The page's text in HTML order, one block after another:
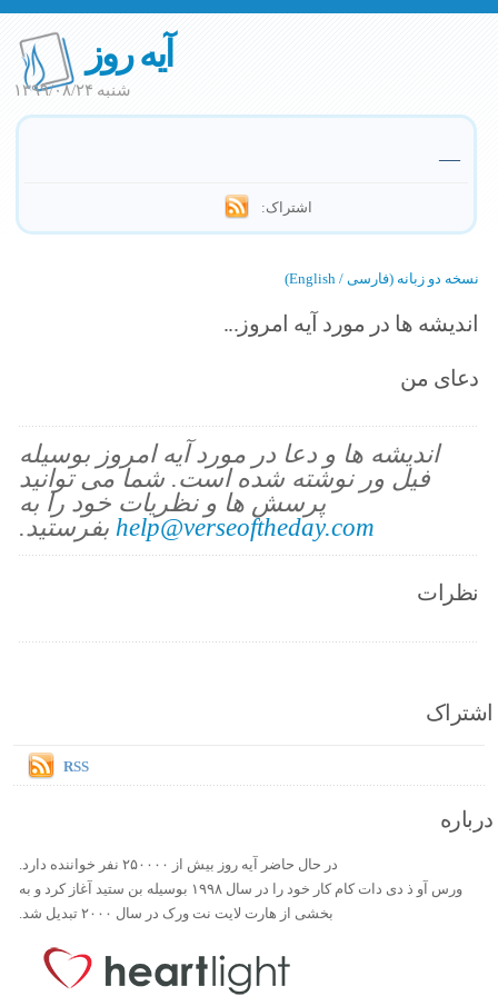
آیه روز
شنبه ۱۳۹۹/۰۸/۲۴
—
اشتراک:
نسخه دو زبانه (فارسی / English)
اندیشه ها در مورد آیه امروز...
دعای من
اندیشه ها و دعا در مورد آیه امروز بوسیله
فیل ور نوشته شده است. شما می توانید
پرسش ها و نظریات خود را به
help@verseoftheday.com بفرستید.
نظرات
اشتراک
RSS
درباره
در حال حاضر آیه روز بیش از ۲۵۰۰۰۰ نفر خواننده دارد.
ورس آو ذ دی دات کام کار خود را در سال ۱۹۹۸ بوسیله بن ستید آغاز کرد و به
بخشی از هارت لایت نت ورک در سال ۲۰۰۰ تبدیل شد.